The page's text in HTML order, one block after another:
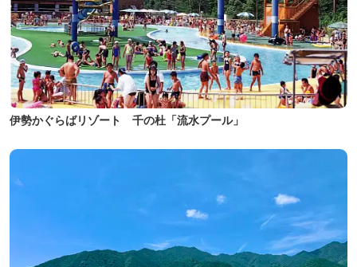
伊勢かぐらばリゾート 千の杜「流水プール」